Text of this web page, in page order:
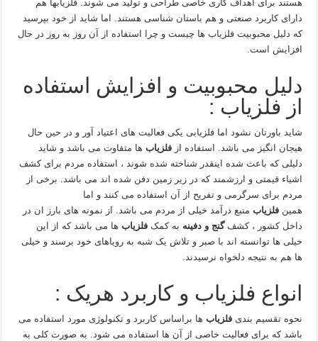
هستند برای اهداف کاری خاصی طراحی و تولید می شوند. فلزیابها هم
دارای کاربرد صنعتی و هم باستان شناسی هستند. اما شاید از خود بپرسید
که دلیل محبوبیت فلزیاب ها چیست و چرا استفاده از آن روز به روز در حال
افزایش است.
دلیل محبوبیت و افزایش استفاده
از فلزیاب :
شاید باورتان نشود اما فلزیابی یکی فعالیت های اعتیاد آور و در حین حال
هیجان انگیز می باشد. استفاده ازفلزیاب ها متفاوت می باشد و شاید
دلیلی که باعث شده اینقدر شناخته شده شوند ، استفاده مردم برای کشف
اشیاء قیمتی و ارزشمند که در زیر زمین دفن شده اند می باشد. برخی از
مردم برای سرگرمی و تفریح از آن استفاده می کنند و اما
همینفلزیاب منبع درآمد خیلی از مردم می باشد. از نمونه های بارز ان در
داخل کشور ، کشفگنج و دفینه به کمکفلزیاب ها می باشد که از این
خیلی ها توانسته اند با صبر و تلاش یک شبه به رویاهای خود برسند و خیلی
ها هم به نتیجه دلخواه نرسیدند.
انواع فلزیاب و کاربرد هریک :
نحوه تقسیم بندیفلزیاب ها براساس کاربرد و تکنولوژی مورد استفاده می
باشد که برای فعالیت خاصی از آن ها استفاده می شود. به صورت کلی به